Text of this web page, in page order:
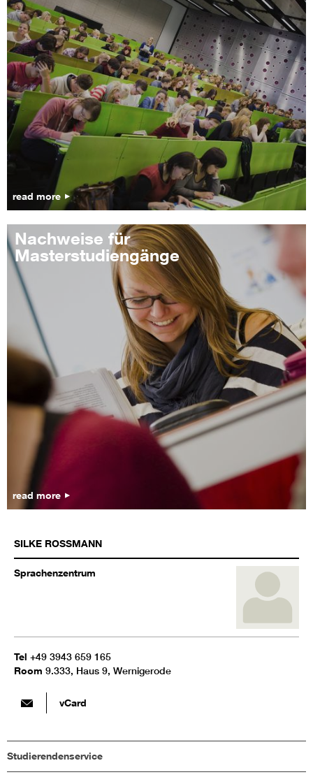
read more
Nachweise für
Masterstudiengänge
read more
SILKE ROSSMANN
Sprachenzentrum
Tel +49 3943 659 165
Room 9.333, Haus 9, Wernigerode
vCard
Studierendenservice